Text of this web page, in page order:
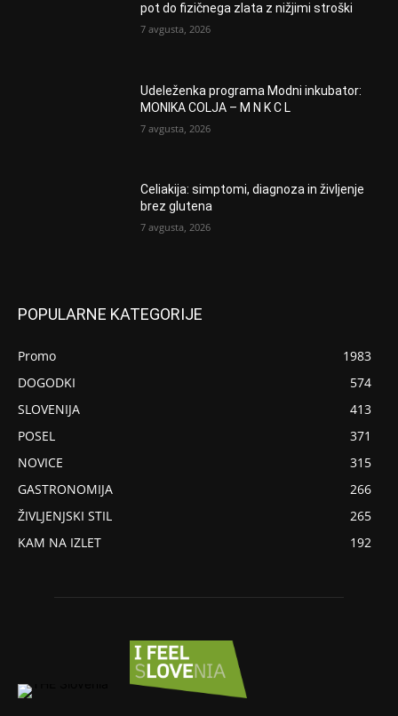
pot do fizičnega zlata z nižjimi stroški
7 avgusta, 2026
Udeleženka programa Modni inkubator:
MONIKA COLJA – M N K C L
7 avgusta, 2026
Celiakija: simptomi, diagnoza in življenje
brez glutena
7 avgusta, 2026
POPULARNE KATEGORIJE
Promo
1983
DOGODKI
574
SLOVENIJA
413
POSEL
371
NOVICE
315
GASTRONOMIJA
266
ŽIVLJENJSKI STIL
265
KAM NA IZLET
192